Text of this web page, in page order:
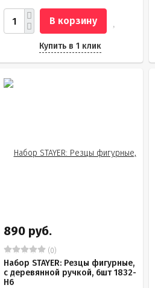
В корзину
Купить в 1 клик
890 руб.
(0)
Набор STAYER: Резцы фигурные,
с деревянной ручкой, 6шт 1832-
H6